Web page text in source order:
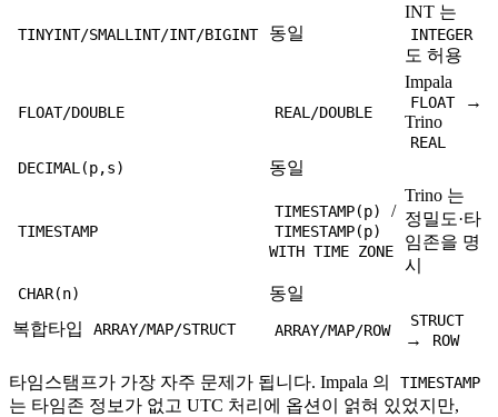
TINYINT/SMALLINT/INT/BIGINT 동일
INT 는
INTEGER
도 허용
FLOAT/DOUBLE REAL/DOUBLE
Impala
FLOAT
→
Trino
REAL
DECIMAL(p,s)
동일
TIMESTAMP
TIMESTAMP(p) /
TIMESTAMP(p)
WITH TIME ZONE
Trino 는
정밀도·타
임존을 명
시
CHAR(n)
동일
복합타입
ARRAY/MAP/STRUCT ARRAY/MAP/ROW
STRUCT
→ ROW
타임스탬프가 가장 자주 문제가 됩니다. Impala 의 TIMESTAMP
는 타임존 정보가 없고 UTC 처리에 옵션이 얽혀 있었지만,